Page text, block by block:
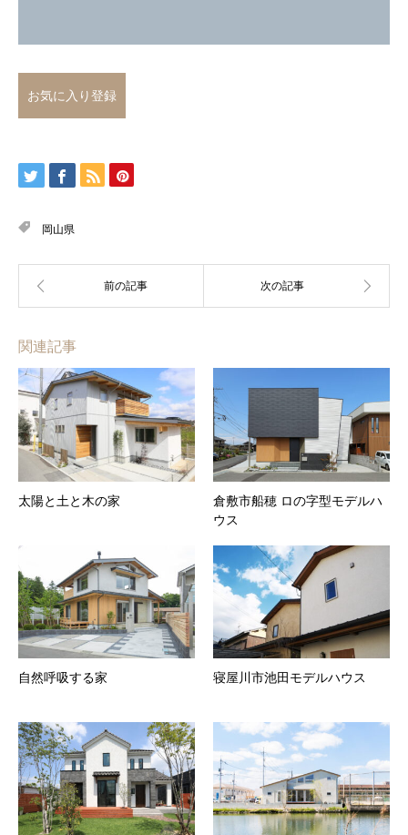
お気に入り登録
岡山県
関連記事
太陽と土と木の家
倉敷市船穂 ロの字型モデルハ
ウス
自然呼吸する家 寝屋川市池田モデルハウス